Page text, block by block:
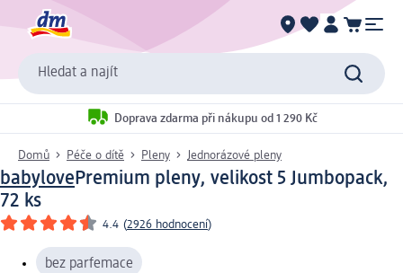
Hledat a najít
Doprava zdarma při nákupu od 1 290 Kč
Domů Péče o dítě Pleny Jednorázové pleny
babylovePremium pleny, velikost 5 Jumbopack,
72 ks
4.4 (2926 hodnocení)
bez parfemace